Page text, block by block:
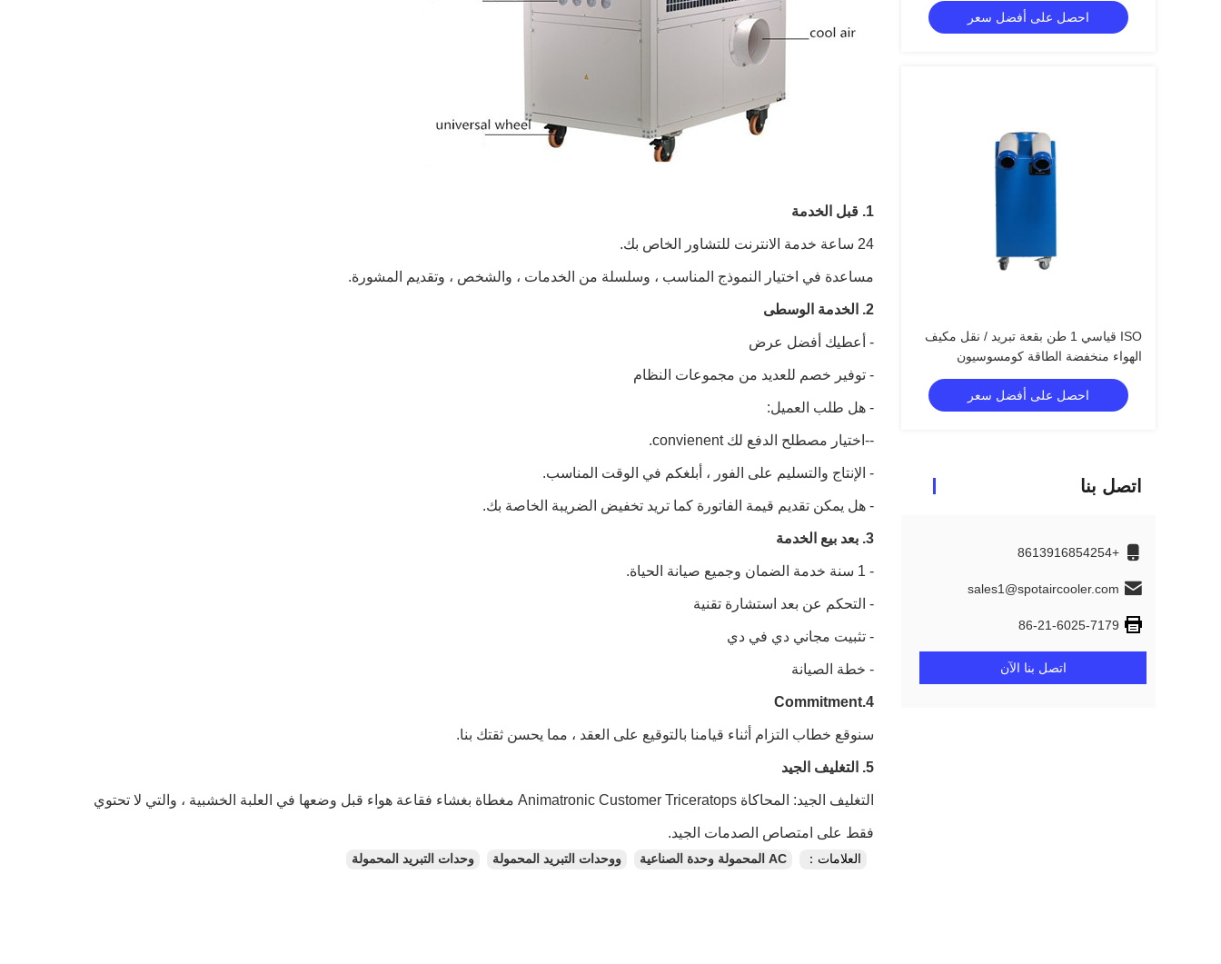
احصل على أفضل سعر
ISO قياسي 1 طن بقعة تبريد / نقل مكيف
الهواء منخفضة الطاقة كومسوسيون
احصل على أفضل سعر
اتصل بنا
+8613916854254
sales1@spotaircooler.com
86-21-6025-7179
اتصل بنا الآن
1. قبل الخدمة
24 ساعة خدمة الانترنت للتشاور الخاص بك.
مساعدة في اختيار النموذج المناسب ، وسلسلة من الخدمات ، والشخص ، وتقديم المشورة.
2. الخدمة الوسطى
- أعطيك أفضل عرض
- توفير خصم للعديد من مجموعات النظام
- هل طلب العميل:
--اختيار مصطلح الدفع لك convienent.
- الإنتاج والتسليم على الفور ، أبلغكم في الوقت المناسب.
- هل يمكن تقديم قيمة الفاتورة كما تريد تخفيض الضريبة الخاصة بك.
3. بعد بيع الخدمة
- 1 سنة خدمة الضمان وجميع صيانة الحياة.
- التحكم عن بعد استشارة تقنية
- تثبيت مجاني دي في دي
- خطة الصيانة
4.Commitment
سنوقع خطاب التزام أثناء قيامنا بالتوقيع على العقد ، مما يحسن ثقتك بنا.
5. التغليف الجيد
التغليف الجيد: المحاكاة Animatronic Customer Triceratops مغطاة بغشاء فقاعة هواء قبل وضعها في العلبة الخشبية ، والتي لا تحتوي
فقط على امتصاص الصدمات الجيد.
العلامات： AC المحمولة وحدة الصناعية ووحدات التبريد المحمولة وحدات التبريد المحمولة